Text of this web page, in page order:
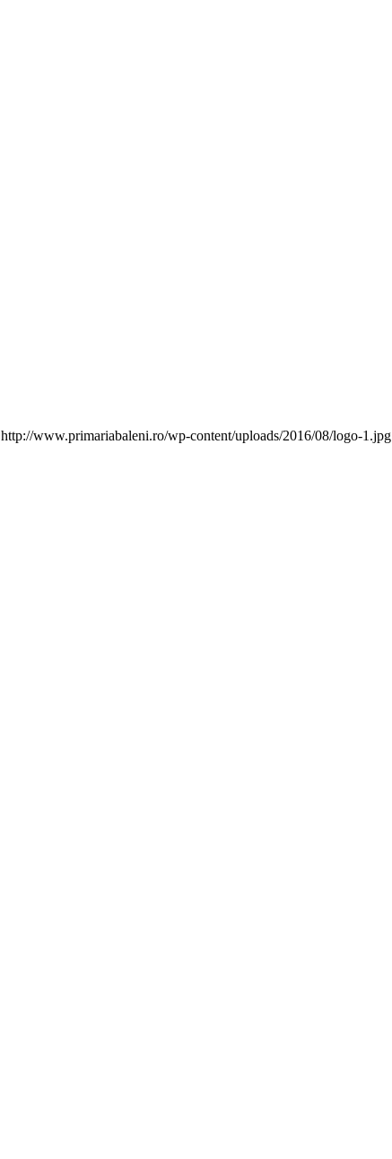
http://www.primariabaleni.ro/wp-content/uploads/2016/08/logo-1.jpg